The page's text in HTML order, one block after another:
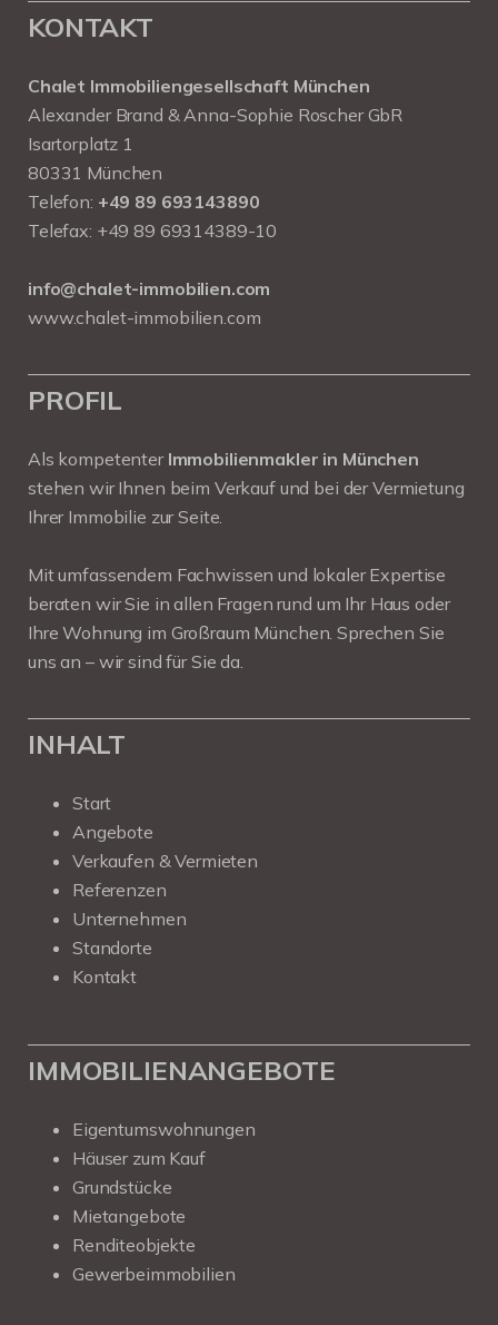
KONTAKT
Chalet Immobiliengesellschaft München
Alexander Brand & Anna-Sophie Roscher GbR
Isartorplatz 1
80331 München
Telefon: +49 89 693143890
Telefax: +49 89 69314389-10
info@chalet-immobilien.com
www.chalet-immobilien.com
PROFIL
Als kompetenter Immobilienmakler in München
stehen wir Ihnen beim Verkauf und bei der Vermietung
Ihrer Immobilie zur Seite.
Mit umfassendem Fachwissen und lokaler Expertise
beraten wir Sie in allen Fragen rund um Ihr Haus oder
Ihre Wohnung im Großraum München. Sprechen Sie
uns an – wir sind für Sie da.
INHALT
Start
Angebote
Verkaufen & Vermieten
Referenzen
Unternehmen
Standorte
Kontakt
IMMOBILIENANGEBOTE
Eigentumswohnungen
Häuser zum Kauf
Grundstücke
Mietangebote
Renditeobjekte
Gewerbeimmobilien